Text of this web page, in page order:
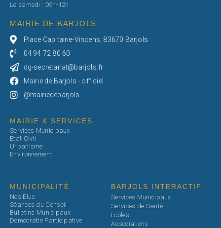
Le samedi : 09h-12h
MAIRIE DE BARJOLS
Place Capitaine-Vincens, 83670 Barjols
04 94 72 80 60
dg-secretariat@barjols.fr
Mairie de Barjols - officiel
@mairiedebarjols
MAIRIE & SERVICES
Services Municipaux
Etat Civil
Urbanisme
Environnement
MUNICIPALITÉ
Nos Elus
Séances du Conseil
Bulletins Municipaux
Démocratie Participative
BARJOLS INTERACTIF
Services Municipaux
Services de Santé
Ecoles
Associations